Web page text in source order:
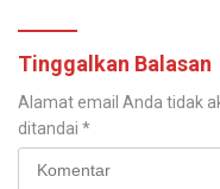
Tinggalkan Balasan
Alamat email Anda tidak
ditandai *